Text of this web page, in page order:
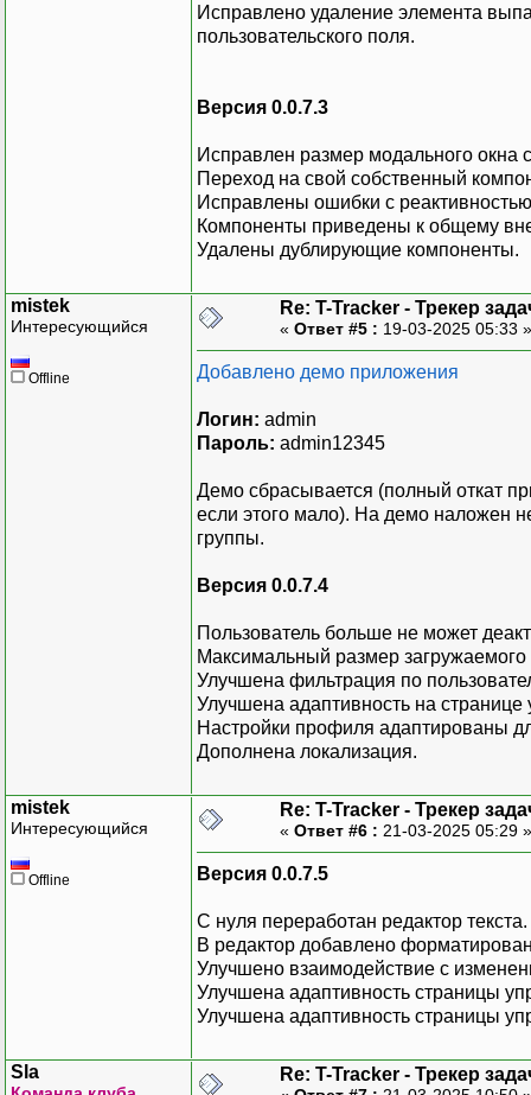
Исправлено удаление элемента
пользовательского поля.
Версия 0.0.7.3
Исправлен размер модального окна
Переход на свой собственный
Исправлены ошибки с
Компоненты приведены к общему
Удалены дублирующие компоненты.
mistek
Интересующийся
Offline
Re: T-Tracker - Трекер
« Ответ #5 : 19-03-2025 05:33
Добавлено демо приложения
Логин: admin
Пароль: admin12345
Демо сбрасывается (полный откат
если этого мало). На демо наложен
группы.
Версия 0.0.7.4
Пользователь больше не может
Максимальный размер
Улучшена фильтрация по
Улучшена адаптивность на
Настройки профиля адаптированы
Дополнена локализация.
mistek
Интересующийся
Offline
Re: T-Tracker - Трекер
« Ответ #6 : 21-03-2025 05:29
Версия 0.0.7.5
С нуля переработан редактор текста.
В редактор добавлено
Улучшено взаимодействие с
Улучшена адаптивность страницы
Улучшена адаптивность страницы
Sla Re: T-Tracker - Трекер